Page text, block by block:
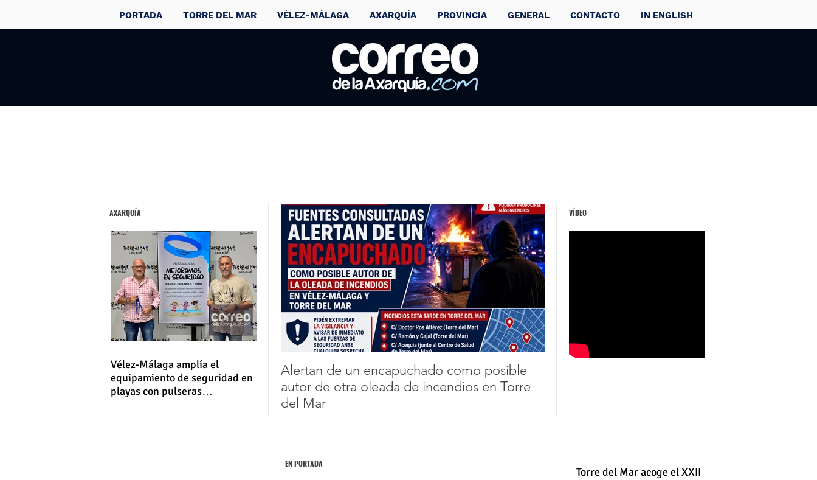
PORTADA TORRE DEL MAR VÉLEZ-MÁLAGA AXARQUÍA PROVINCIA GENERAL CONTACTO IN ENGLISH
El periodista Jesús
Quintero fallece a
los 82 años de
edad
VÍDEO
AXARQUÍA
Vélez-Málaga amplía el
equipamiento de seguridad en
playas con pulseras
Encabezado 2
Alertan de un encapuchado como posible
autor de otra oleada de incendios en Torre
del Mar
EN PORTADA
Torre del Mar acoge el XXII